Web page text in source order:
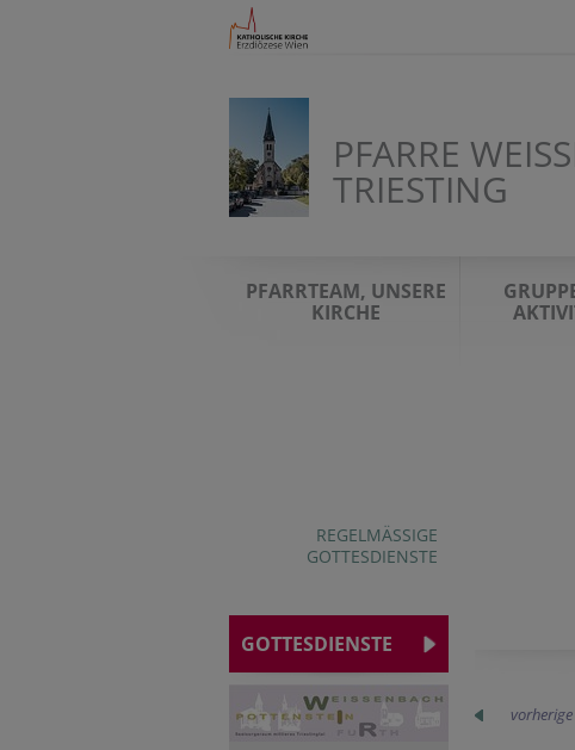
PFARRE
TRIESTING
PFARRTEAM, UNSERE
KIRCHE
REGELMÄSSIGE G
OTTESDIENSTE
GOTTESDIENSTE
vorherige